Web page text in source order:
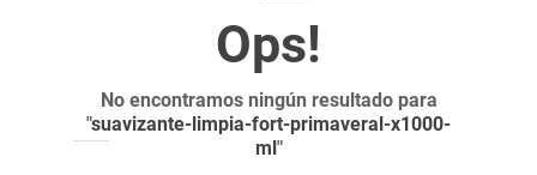
No encontramos ningún resultado para
"suavizante-limpia-fort-primaveral-x1000-
ml"